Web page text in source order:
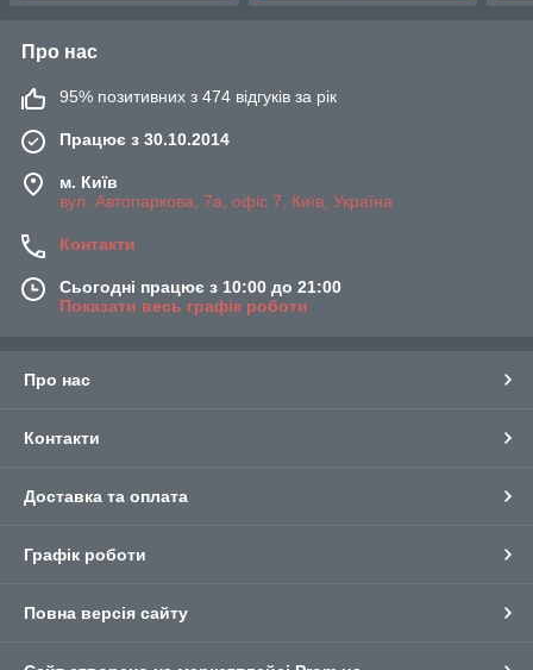
Про нас
95% позитивних з 474 відгуків за рік
Працює з 30.10.2014
м. Київ
вул. Автопаркова, 7а, офіс 7, Київ, Україна
Контакти
Сьогодні працює з 10:00 до 21:00
Показати весь графік роботи
Про нас
Контакти
Доставка та оплата
Графік роботи
Повна версія сайту